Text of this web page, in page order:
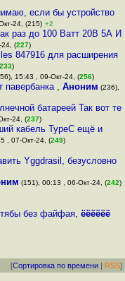
если бы устройство
24, (215) +2
раз до 100 Ватт 20В 5А И
(227)
847916 для расширения
)
15:43 , 09-Окт-24, (256)
павербанка , Аноним (236),
батареей Так вот те
24, (237)
кабель TypeC ещё и
, 07-Окт-24, (249)
Yggdrasil, безусловно
(151), 00:13 , 06-Окт-24, (242)
без файфая,ёёёёёё
[Сортировка по времени | RSS]